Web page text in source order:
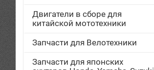
Двигатели в сборе для
китайской мототехники
Запчасти для Велотехники
Запчасти для японских